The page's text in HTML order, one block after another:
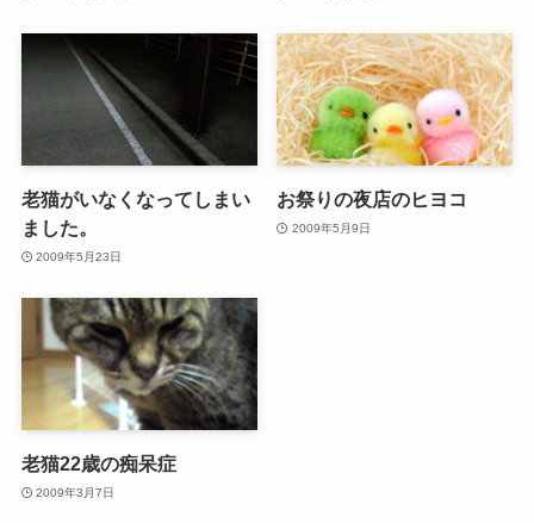
老猫がいなくなってしまい
ました。
2009年5月23日
お祭りの夜店のヒヨコ
2009年5月9日
老猫22歳の痴呆症
2009年3月7日